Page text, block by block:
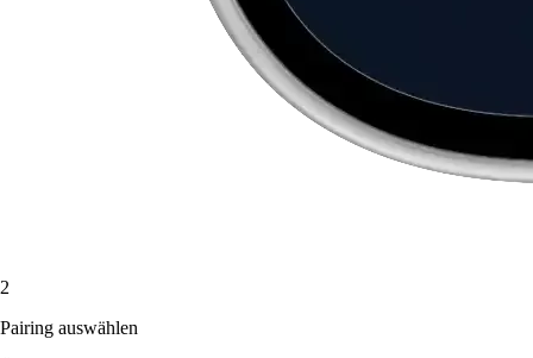
2
Pairing auswählen